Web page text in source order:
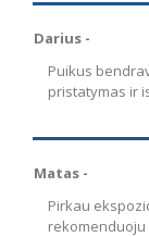
Darius -
Puikus
pristatymas ir
Matas -
Pirkau
rekomenduoju